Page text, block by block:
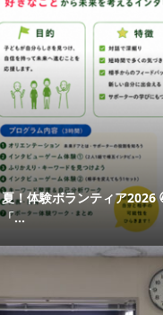
夏！体験ボランティア
「...